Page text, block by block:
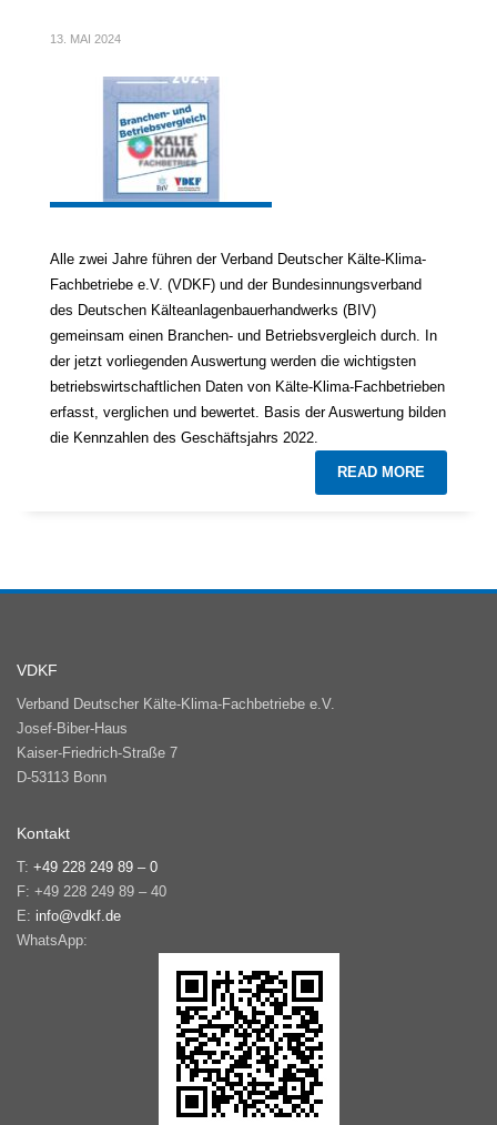
13. MAI 2024
Alle zwei Jahre führen der Verband Deutscher Kälte-Klima-
Fachbetriebe e.V. (VDKF) und der Bundesinnungsverband
des Deutschen Kälteanlagenbauerhandwerks (BIV)
gemeinsam einen Branchen- und Betriebsvergleich durch. In
der jetzt vorliegenden Auswertung werden die wichtigsten
betriebswirtschaftlichen Daten von Kälte-Klima-Fachbetrieben
erfasst, verglichen und bewertet. Basis der Auswertung bilden
die Kennzahlen des Geschäftsjahrs 2022.
READ MORE
VDKF
Verband Deutscher Kälte-Klima-Fachbetriebe e.V.
Josef-Biber-Haus
Kaiser-Friedrich-Straße 7
D-53113 Bonn
Kontakt
T: +49 228 249 89 – 0
F: +49 228 249 89 – 40
E: info@vdkf.de
WhatsApp: